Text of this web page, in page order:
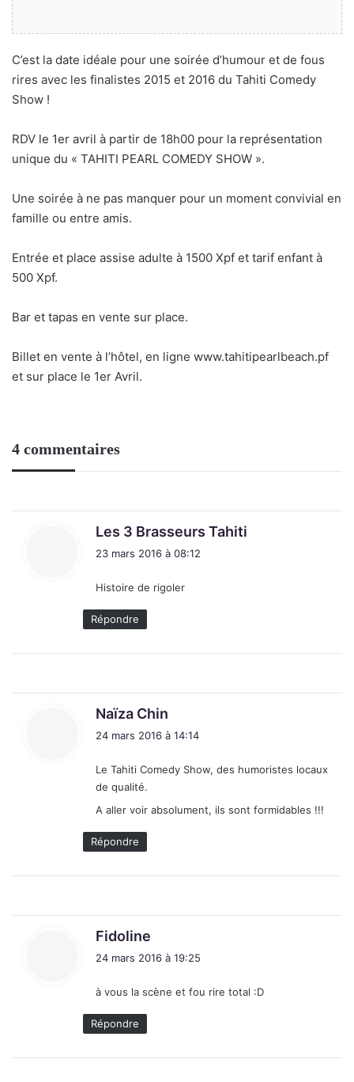
C’est la date idéale pour une soirée d’humour et de fous
rires avec les finalistes 2015 et 2016 du Tahiti Comedy
Show !
RDV le 1er avril à partir de 18h00 pour la représentation
unique du « TAHITI PEARL COMEDY SHOW ».
Une soirée à ne pas manquer pour un moment convivial en
famille ou entre amis.
Entrée et place assise adulte à 1500 Xpf et tarif enfant à
500 Xpf.
Bar et tapas en vente sur place.
Billet en vente à l’hôtel, en ligne www.tahitipearlbeach.pf
et sur place le 1er Avril.
4 commentaires
Les 3 Brasseurs Tahiti
23 mars 2016 à 08:12
Histoire de rigoler
Répondre
Naïza Chin
24 mars 2016 à 14:14
Le Tahiti Comedy Show, des humoristes locaux
de qualité.
A aller voir absolument, ils sont formidables !!!
Répondre
Fidoline
24 mars 2016 à 19:25
à vous la scène et fou rire total :D
Répondre